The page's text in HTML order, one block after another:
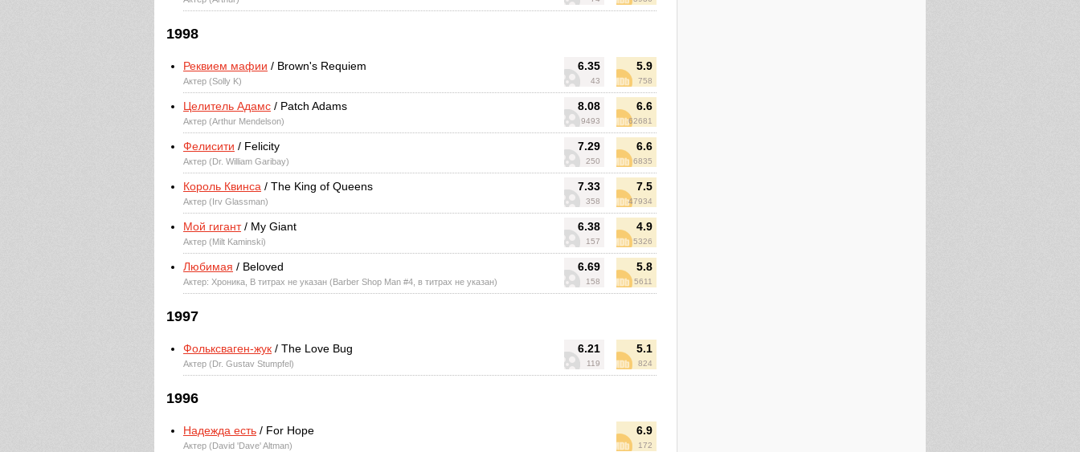
1998
6.35
43
5.9
758
Реквием мафии / Brown's Requiem
Актер (Solly K)
8.08
9493
6.6
62681
Целитель Адамс / Patch Adams
Актер (Arthur Mendelson)
7.29
250
6.6
6835
Фелисити / Felicity
Актер (Dr. William Garibay)
7.33
358
7.5
47934
Король Квинса / The King of Queens
Актер (Irv Glassman)
6.38
157
4.9
5326
Мой гигант/ My Giant
Актер (Milt Kaminski)
6.69
158
5.8
5611
Любимая / Beloved
Актер: Хроника, В титрах не указан (Barber Shop Man #4, в титрах не указан)
1997
6.21
119
5.1
824
Фольксваген-жук / The Love Bug
Актер (Dr. Gustav Stumpfel)
1996
6.9
172
Надежда есть / For Hope
Актер (David 'Dave' Altman)